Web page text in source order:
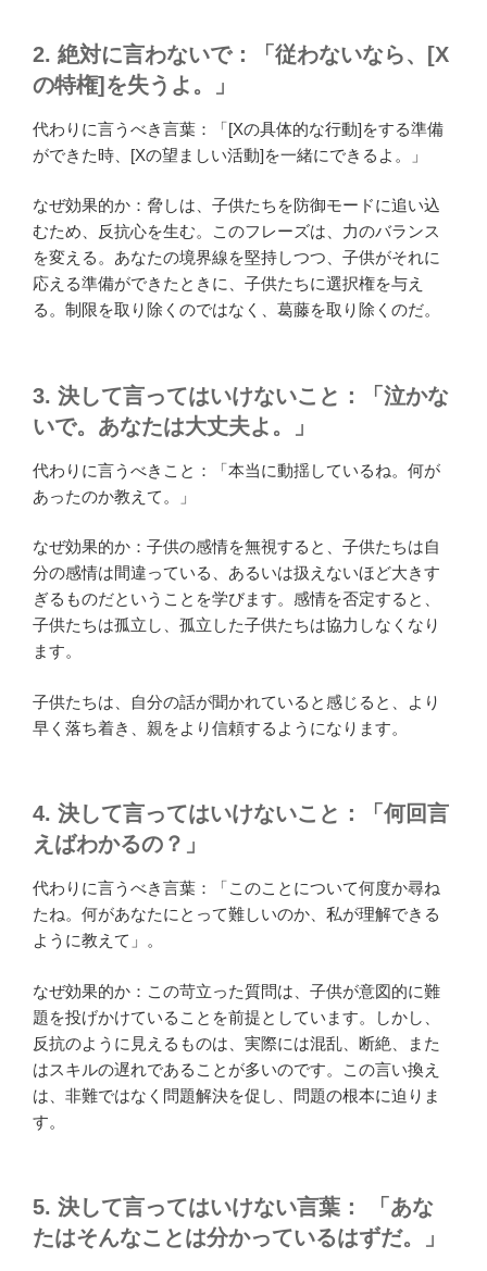
2. 絶対に言わないで：「従わないなら、[X
の特権]を失うよ。」
代わりに言うべき言葉：「[Xの具体的な行動]をする準備
ができた時、[Xの望ましい活動]を一緒にできるよ。」
なぜ効果的か：脅しは、子供たちを防御モードに追い込
むため、反抗心を生む。このフレーズは、力のバランス
を変える。あなたの境界線を堅持しつつ、子供がそれに
応える準備ができたときに、子供たちに選択権を与え
る。制限を取り除くのではなく、葛藤を取り除くのだ。
3. 決して言ってはいけないこと：「泣かな
いで。あなたは大丈夫よ。」
代わりに言うべきこと：「本当に動揺しているね。何が
あったのか教えて。」
なぜ効果的か：子供の感情を無視すると、子供たちは自
分の感情は間違っている、あるいは扱えないほど大きす
ぎるものだということを学びます。感情を否定すると、
子供たちは孤立し、孤立した子供たちは協力しなくなり
ます。
子供たちは、自分の話が聞かれていると感じると、より
早く落ち着き、親をより信頼するようになります。
4. 決して言ってはいけないこと：「何回言
えばわかるの？」
代わりに言うべき言葉：「このことについて何度か尋ね
たね。何があなたにとって難しいのか、私が理解できる
ように教えて」。
なぜ効果的か：この苛立った質問は、子供が意図的に難
題を投げかけていることを前提としています。しかし、
反抗のように見えるものは、実際には混乱、断絶、また
はスキルの遅れであることが多いのです。この言い換え
は、非難ではなく問題解決を促し、問題の根本に迫りま
す。
5. 決して言ってはいけない言葉： 「あな
たはそんなことは分かっているはずだ。」